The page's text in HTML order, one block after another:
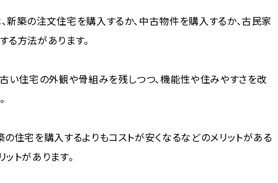
新築の注文住宅を購入するか、中古物件を購入するか、古民家
る方法があります。
い住宅の外観や骨組みを残しつつ、機能性や住みやすさを改
住宅を購入するよりもコストが安くなるなどのメリットがある
トがあります。